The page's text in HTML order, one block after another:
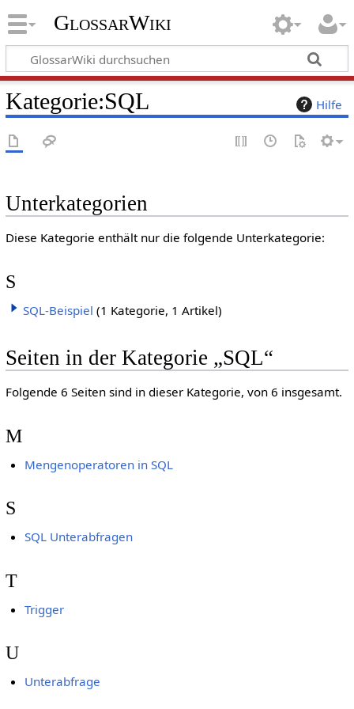
GlossarWiki
Hilfe
Kategorie:SQL
Unterkategorien
Diese Kategorie enthält nur die folgende Unterkategorie:
S
SQL-Beispiel (1 Kategorie, 1 Artikel)
Seiten in der Kategorie „SQL“
Folgende 6 Seiten sind in dieser Kategorie, von 6 insgesamt.
M
Mengenoperatoren in SQL
S
SQL Unterabfragen
T
Trigger
U
Unterabfrage